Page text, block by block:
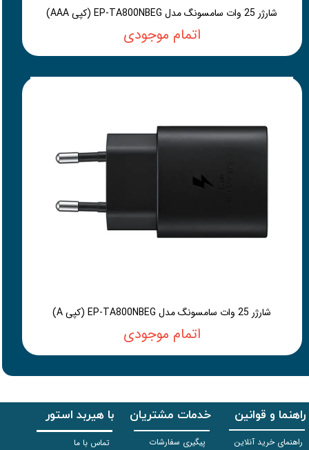
شارژر 25 وات سامسونگ مدل EP-TA800NBEG (کپی AAA)
اتمام موجودی
شارژر 25 وات سامسونگ مدل EP-TA800NBEG (کپی A)
اتمام موجودی
راهنما و قوانین
راهنمای خرید آنلاین
خدمات مشتریان
پیگیری سفارشات
با هیربد استور
تماس با ما